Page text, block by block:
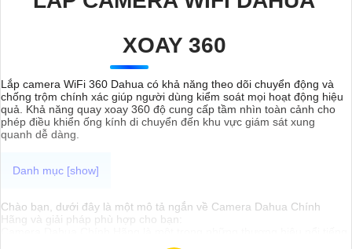
XOAY 360
Lắp camera WiFi 360 Dahua có khả năng theo dõi chuyển động và
chống trộm chính xác giúp người dùng kiểm soát mọi hoạt động hiệu
quả. Khả năng quay xoay 360 độ cung cấp tầm nhìn toàn cảnh cho
phép điều khiển ống kính di chuyển đến khu vực giám sát xung
quanh dễ dàng.
Chào bạn, dưới đây là một mô tả ngắn về Camera Dahua Chính
Hãng và giải pháp phù hợp cho bạn: